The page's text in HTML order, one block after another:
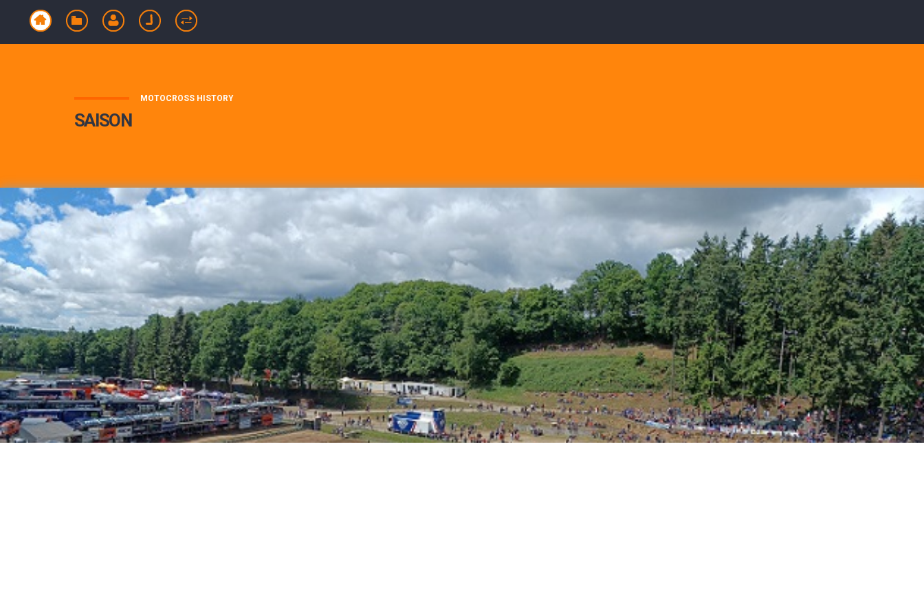
MOTOCROSS HISTORY
SAISON